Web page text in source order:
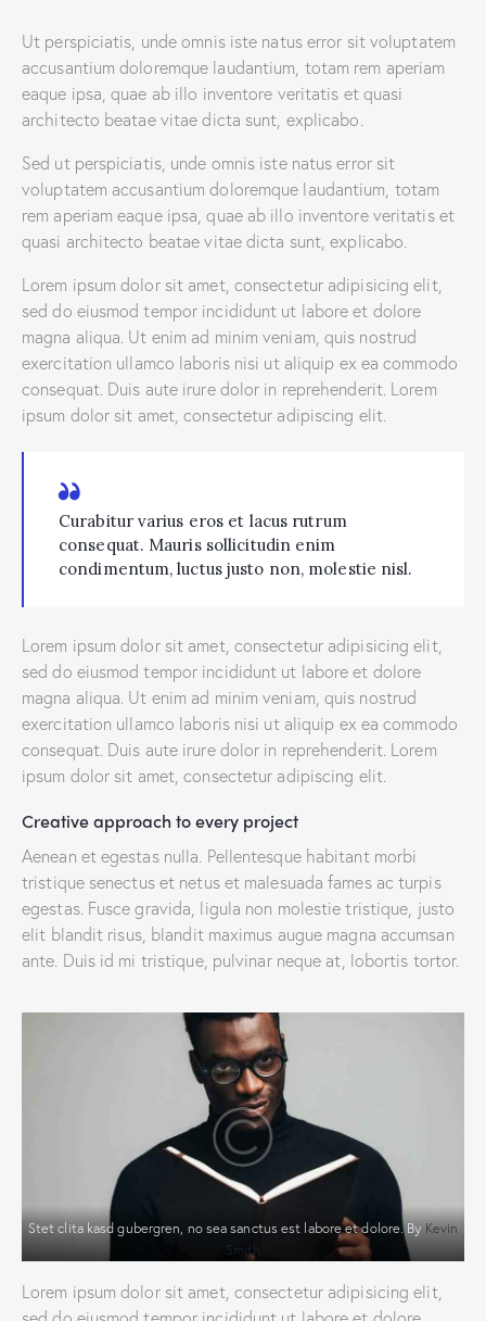
Ut perspiciatis, unde omnis iste natus error sit voluptatem
accusantium doloremque laudantium, totam rem aperiam
eaque ipsa, quae ab illo inventore veritatis et quasi
architecto beatae vitae dicta sunt, explicabo.
Sed ut perspiciatis, unde omnis iste natus error sit
voluptatem accusantium doloremque laudantium, totam
rem aperiam eaque ipsa, quae ab illo inventore veritatis et
quasi architecto beatae vitae dicta sunt, explicabo.
Lorem ipsum dolor sit amet, consectetur adipisicing elit,
sed do eiusmod tempor incididunt ut labore et dolore
magna aliqua. Ut enim ad minim veniam, quis nostrud
exercitation ullamco laboris nisi ut aliquip ex ea commodo
consequat. Duis aute irure dolor in reprehenderit. Lorem
ipsum dolor sit amet, consectetur adipiscing elit.
Curabitur varius eros et lacus rutrum
consequat. Mauris sollicitudin enim
condimentum, luctus justo non, molestie nisl.
Lorem ipsum dolor sit amet, consectetur adipisicing elit,
sed do eiusmod tempor incididunt ut labore et dolore
magna aliqua. Ut enim ad minim veniam, quis nostrud
exercitation ullamco laboris nisi ut aliquip ex ea commodo
consequat. Duis aute irure dolor in reprehenderit. Lorem
ipsum dolor sit amet, consectetur adipiscing elit.
Creative approach to every project
Aenean et egestas nulla. Pellentesque habitant morbi
tristique senectus et netus et malesuada fames ac turpis
egestas. Fusce gravida, ligula non molestie tristique, justo
elit blandit risus, blandit maximus augue magna accumsan
ante. Duis id mi tristique, pulvinar neque at, lobortis tortor.
Stet clita kasd gubergren, no sea sanctus est labore et dolore. By Kevin
Smith
Lorem ipsum dolor sit amet, consectetur adipisicing elit,